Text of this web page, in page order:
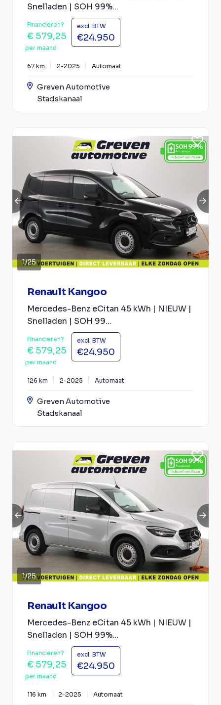
Snelladen | SOH 99%...
Financieren?
€ 579,25
per maand
excl. BTW
€24.950
67 km 2-2025 Automaat
Greven Automotive
Stadskanaal
1/25
Renault Kangoo
Mercedes-Benz eCitan 45 kWh | NIEUW |
Snelladen | SOH 99...
Financieren?
€ 579,25
per maand
excl. BTW
€24.950
126 km 2-2025 Automaat
Greven Automotive
Stadskanaal
1/25
Renault Kangoo
Mercedes-Benz eCitan 45 kWh | NIEUW |
Snelladen | SOH 99%...
Financieren?
€ 579,25
per maand
excl. BTW
€24.950
116 km 2-2025 Automaat